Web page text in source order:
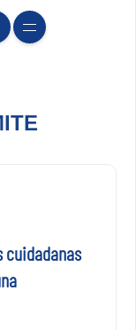
cuidadanas